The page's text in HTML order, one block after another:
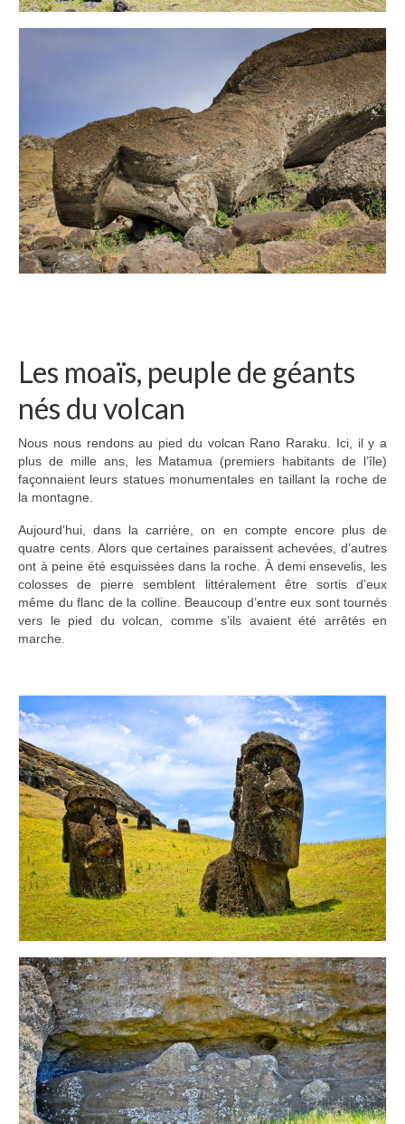
Les moaïs, peuple de géants
nés du volcan
Nous nous rendons au pied du volcan Rano Raraku. Ici, il y a
plus de mille ans, les Matamua (premiers habitants de l’île)
façonnaient leurs statues monumentales en taillant la roche de
la montagne.
Aujourd’hui, dans la carrière, on en compte encore plus de
quatre cents. Alors que certaines paraissent achevées, d’autres
ont à peine été esquissées dans la roche. À demi ensevelis, les
colosses de pierre semblent littéralement être sortis d’eux
même du flanc de la colline. Beaucoup d’entre eux sont tournés
vers le pied du volcan, comme s’ils avaient été arrêtés en
marche.